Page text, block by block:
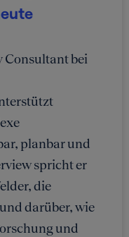
Consultant bei
planbar und
spricht er
die
darüber, wie
und